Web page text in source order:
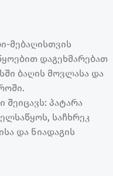
მებაღისთვის
დაგეხმარებათ
ბაღის მოვლასა და
შეიცავს: პატარა
საჩხრეკ
და ნიადაგის